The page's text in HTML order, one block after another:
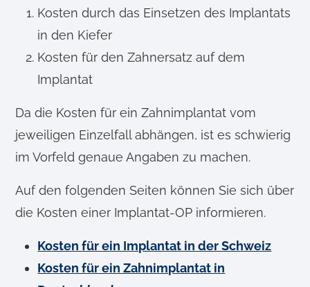
Kosten durch das Einsetzen des Implantats
in den Kiefer
Kosten für den Zahnersatz auf dem
Implantat
Da die Kosten für ein Zahnimplantat vom
jeweiligen Einzelfall abhängen, ist es schwierig
im Vorfeld genaue Angaben zu machen.
Auf den folgenden Seiten können Sie sich über
die Kosten einer Implantat-OP informieren.
Kosten für ein Implantat in der Schweiz
Kosten für ein Zahnimplantat in